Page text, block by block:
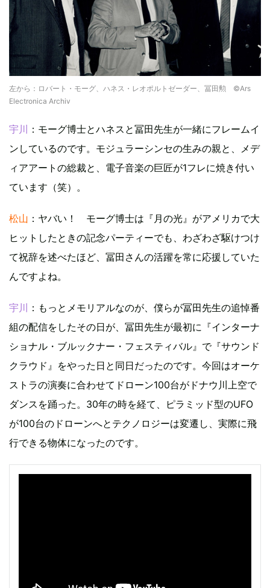
左から：ロバート・モーグ、ハネス・レオポルトゼーダー、冨田勲 ©Ars
Electronica Archiv
宇川 ：モーグ博士とハネスと冨田先生が一緒にフレームイ
ンしているのです。モジュラーシンセの生みの親と、メデ
ィアアートの総裁と、電子音楽の巨匠が1フレに焼き付い
ています（笑）。
松山 ：ヤバい！ モーグ博士は『月の光』がアメリカで大
ヒットしたときの記念パーティーでも、わざわざ駆けつけ
て祝辞を述べたほど、冨田さんの活躍を常に応援していた
んですよね。
宇川 ：もっとメモリアルなのが、僕らが冨田先生の追悼番
組の配信をしたその日が、冨田先生が最初に『インターナ
ショナル・ブルックナー・フェスティバル』で『サウンド
クラウド』をやった日と同日だったのです。今回はオーケ
ストラの演奏に合わせてドローン100台がドナウ川上空で
ダンスを踊った。30年の時を経て、ピラミッド型のUFO
が100台のドローンへとテクノロジーは変遷し、実際に飛
行できる物体になったのです。